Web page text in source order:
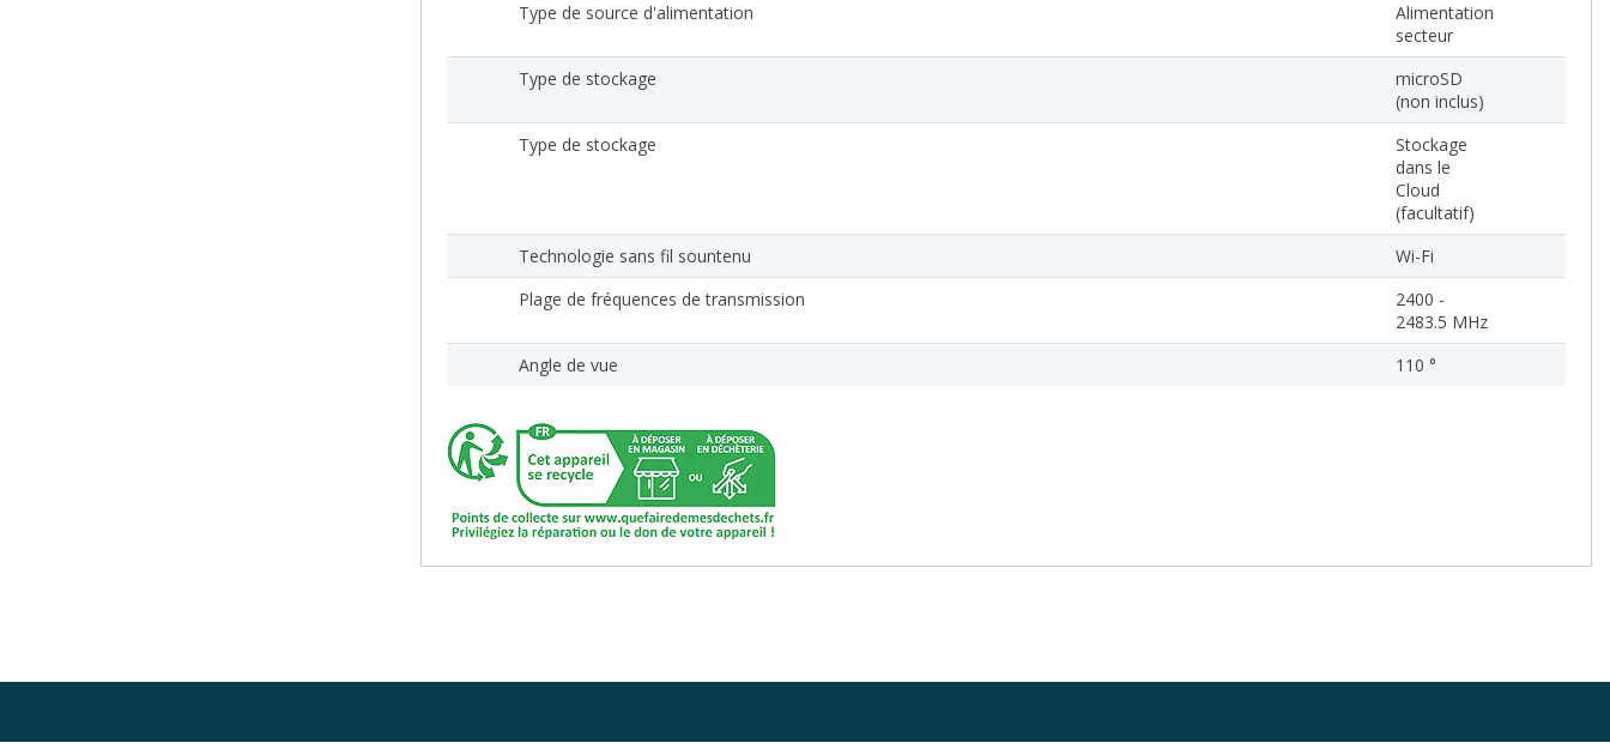
Type de source d'alimentation
Alimentation
secteur
Type de stockage
microSD
(non inclus)
Type de stockage
Stockage
dans le
Cloud
(facultatif)
Technologie sans fil sountenu
Wi-Fi
Plage de fréquences de transmission
2400 -
2483.5 MHz
Angle de vue
110 °